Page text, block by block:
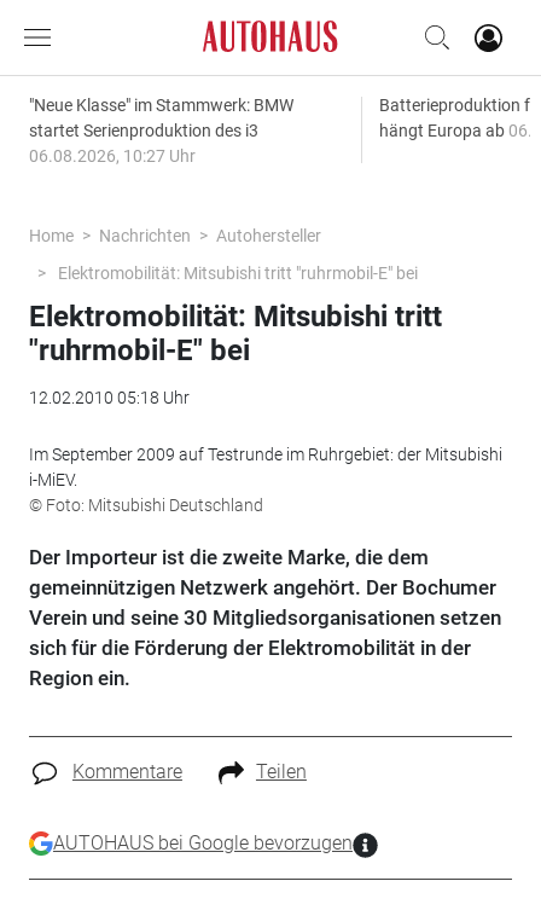
"Neue Klasse" im Stammwerk: BMW
startet Serienproduktion des i3
06.08.2026, 10:27 Uhr
Batterieproduktion
hängt Europa ab
Home Nachrichten
Autohersteller
Elektromobilität: Mitsubishi tritt "ruhrmobil-E" bei
Elektromobilität: Mitsubishi tritt
"ruhrmobil-E" bei
12.02.2010 05:18 Uhr
Im September 2009 auf Testrunde im Ruhrgebiet: der Mitsubishi
i-MiEV.
© Foto: Mitsubishi Deutschland
Der Importeur ist die zweite Marke, die dem
gemeinnützigen Netzwerk angehört. Der Bochumer
Verein und seine 30 Mitgliedsorganisationen setzen
sich für die Förderung der Elektromobilität in der
Region ein.
Kommentare Teilen
AUTOHAUS bei Google bevorzugen